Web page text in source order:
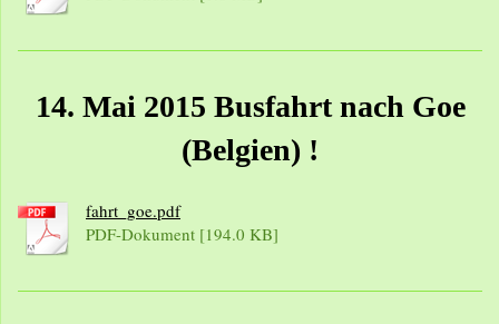
14. Mai 2015 Busfahrt nach Goe
(Belgien) !
fahrt_goe.pdf
PDF-Dokument [194.0 KB]